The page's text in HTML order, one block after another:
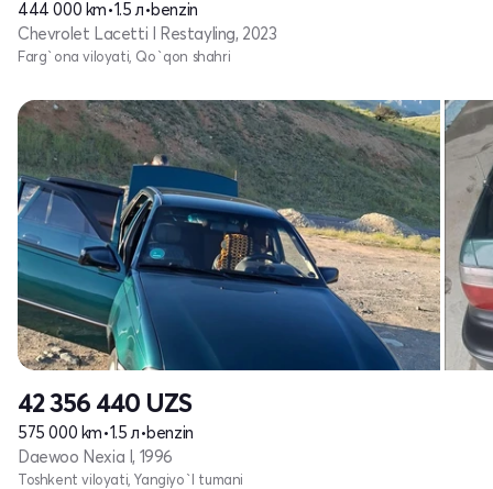
444 000 km•1.5 л•benzin
Chevrolet Lacetti I Restayling, 2023
Farg`ona viloyati, Qo`qon shahri
42 356 440 UZS
575 000 km•1.5 л•benzin
Daewoo Nexia I, 1996
Toshkent viloyati, Yangiyo`l tumani